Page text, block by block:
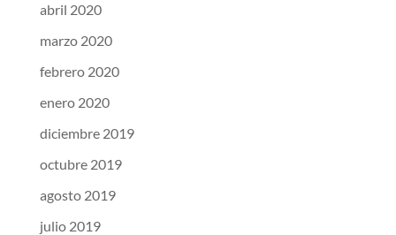
abril 2020
marzo 2020
febrero 2020
enero 2020
diciembre 2019
octubre 2019
agosto 2019
julio 2019